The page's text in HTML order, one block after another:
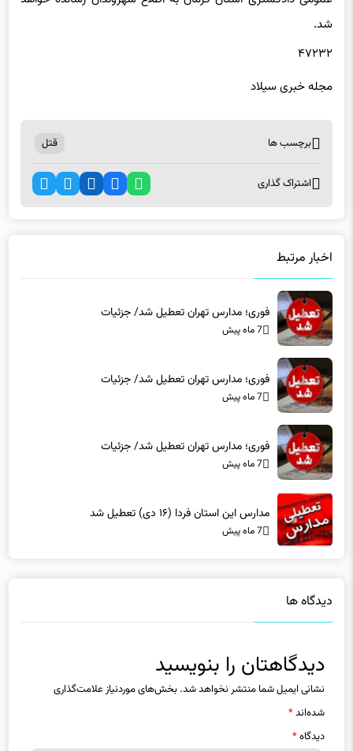
شد.
۴۷۲۳۲
مجله خبری سیلاد
برچسب ها قتل
اشتراک گذاری
اخبار مرتبط
فوری؛ مدارس تهران تعطیل شد/ جزئیات
7 ماه پیش
فوری؛ مدارس تهران تعطیل شد/ جزئیات
7 ماه پیش
فوری؛ مدارس تهران تعطیل شد/ جزئیات
7 ماه پیش
مدارس این استان فردا (۱۶ دی) تعطیل شد
7 ماه پیش
دیدگاه ها
دیدگاهتان را بنویسید
نشانی ایمیل شما منتشر نخواهد شد. بخش‌های موردنیاز علامت‌گذاری
شده‌اند*
دیدگاه*